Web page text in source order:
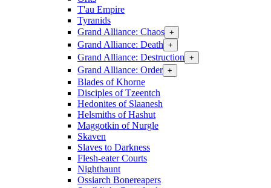
T'au Empire
Tyranids
Grand Alliance: Chaos +
Grand Alliance: Death +
Grand Alliance: Destruction +
Grand Alliance: Order +
Blades of Khorne
Disciples of Tzeentch
Hedonites of Slaanesh
Helsmiths of Hashut
Maggotkin of Nurgle
Skaven
Slaves to Darkness
Flesh-eater Courts
Nighthaunt
Ossiarch Bonereapers